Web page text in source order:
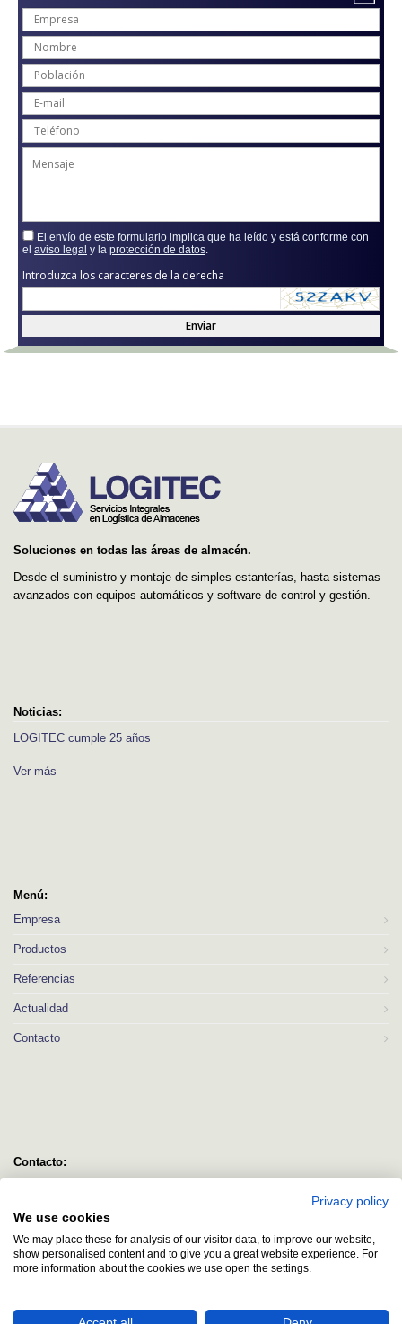
El envío de este formulario implica que ha leído y está conforme con
el aviso legal y la protección de datos
Introduzca los caracteres de la derecha
Enviar
Soluciones en todas las áreas de almacén.
Desde el suministro y montaje de simples estanterías, hasta sistemas
avanzados con equipos automáticos y software de control y gestión.
Noticias:
LOGITEC cumple 25 años
Ver más
Menú:
Empresa
Productos
Referencias
Actualidad
Contacto
Contacto:
C/ Idorsolo 13
Bizkaia
logitec@logitecsl.net
+34 944 544 580
Privacy policy
We use cookies
We may place these for analysis of our visitor data, to improve our website,
show personalised content and to give you a great website experience. For
more information about the cookies we use open the settings.